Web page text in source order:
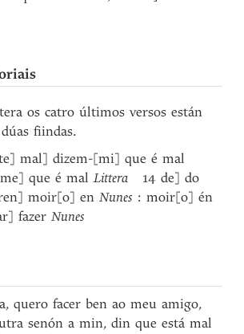
os catro últimos versos están
fiindas.
mal] dizem-[mi] que é mal
que é malLittera 14 de] do
moir[o] enNunes : moir[o] én
fazerNunes
quero facer ben ao meu amigo,
senón a min, din que está mal